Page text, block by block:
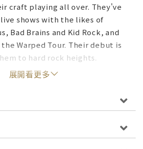
craft playing all over. They've
shows with the likes of
Bad Brains and Kid Rock, and
Warped Tour. Their debut is
to hard rock heights.
展開看更多